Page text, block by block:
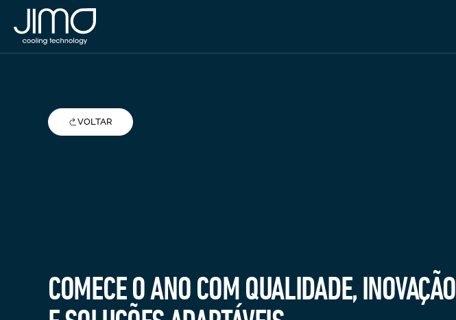
VOLTAR
COMECE O ANO COM QUALIDADE, INOVAÇÃO